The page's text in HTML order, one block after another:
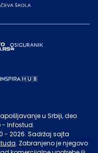
u Srbiji, deo
- Infostud.
- 2026. Sadržaj sajta
. Zabranjeno je njegovo